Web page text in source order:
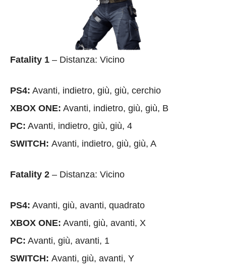
Fatality 1 – Distanza: Vicino
PS4: Avanti, indietro, giù, giù, cerchio
XBOX ONE: Avanti, indietro, giù, giù, B
PC: Avanti, indietro, giù, giù, 4
SWITCH: Avanti, indietro, giù, giù, A
Fatality 2 – Distanza: Vicino
PS4: Avanti, giù, avanti, quadrato
XBOX ONE: Avanti, giù, avanti, X
PC: Avanti, giù, avanti, 1
SWITCH: Avanti, giù, avanti, Y